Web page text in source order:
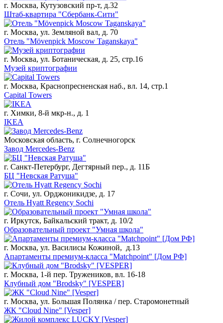
г. Москва, Кутузовский пр-т, д.32
Штаб-квартира "Сбербанк-Сити"
г. Москва, ул. Земляной вал, д. 70
Отель "Mövenpick Moscow Taganskaya"
г. Москва, ул. Ботаническая, д. 25, стр.16
Музей криптографии
г. Москва, Краснопресненская наб., вл. 14, стр.1
Capital Towers
г. Химки, 8-й мкр-н., д. 1
IKEA
Московская область, г. Солнечногорск
Завод Mercedes-Benz
г. Санкт-Петербург, Дегтярный пер., д. 11Б
БЦ "Невская Ратуша"
г. Сочи, ул. Орджоникидзе, д. 17
Отель Hyatt Regency Sochi
г. Иркутск, Байкальский тракт, д. 10/2
Образовательный проект "Умная школа"
г. Москва, ул. Василисы Кожиной, д.13
Апартаменты премиум-класса "Matchpoint" [Дом РФ]
г. Москва, 1-й пер. Тружеников, вл. 16-18
Клубный дом "Brodsky" [VESPER]
г. Москва, ул. Большая Полянка / пер. Старомонетный
ЖК "Cloud Nine" [Vesper]